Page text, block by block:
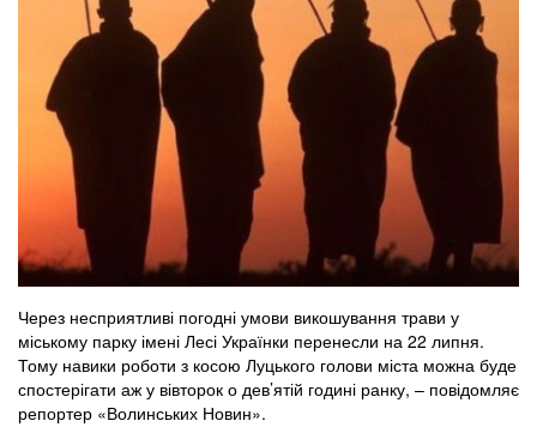
Через несприятливі погодні умови викошування трави у
міському парку імені Лесі Українки перенесли на 22 липня.
Тому навики роботи з косою Луцького голови міста можна буде
спостерігати аж у вівторок о дев’ятій годині ранку, – повідомляє
репортер «Волинських Новин».